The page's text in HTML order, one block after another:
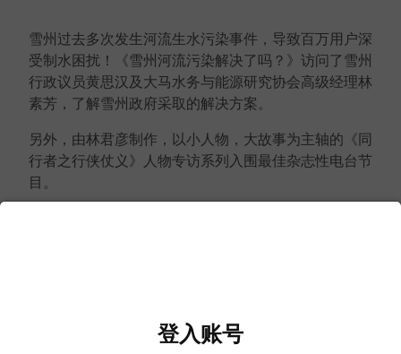
登入账号
雪州过去多次发生河流生水污染事件，导致百万用户深
受制水困扰！《雪州河流污染解决了吗？》访问了雪州
行政议员黄思汉及大马水务与能源研究协会高级经理林
素芳，了解雪州政府采取的解决方案。
另外，由林君彦制作，以小人物，大故事为主轴的《同
行者之行侠仗义》人物专访系列入围最佳杂志性电台节
目。